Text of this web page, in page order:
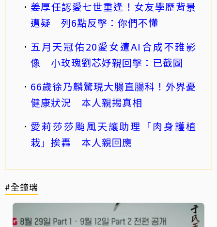
姜厚任認愛七世重逢！女友學歷背景
遭疑 列6點反擊：你們不懂
五月天冠佑20愛女遭AI合成不雅影
像 小玫瑰劉芯妤親回擊：已截圖
66歲徐乃麟驚現大腸直腸科！外界憂
健康狀況 本人親揭真相
愛莉莎莎颱風天讓助理「肉身護植
栽」挨轟 本人親回應
#全鐘瑞